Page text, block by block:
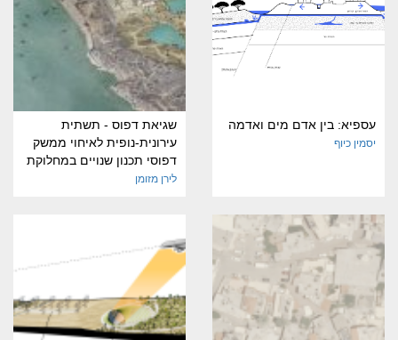
עספיא: בין אדם מים ואדמה
יסמין כיוף
שגיאת דפוס - תשתית
עירונית-נופית לאיחוי ממשק
דפוסי תכנון שנויים במחלוקת
לירן מזומן